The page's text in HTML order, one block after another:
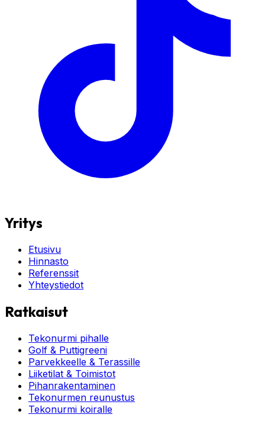
Yritys
Etusivu
Hinnasto
Referenssit
Yhteystiedot
Ratkaisut
Tekonurmi pihalle
Golf & Puttigreeni
Parvekkeelle & Terassille
Liiketilat & Toimistot
Pihanrakentaminen
Tekonurmen reunustus
Tekonurmi koiralle